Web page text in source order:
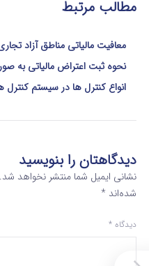
مطالب مرتبط
معافیت مالیاتی مناطق آزاد
نحوه ثبت اعتراض مالیاتی به
انواع کنترل ها در سیستم
دیدگاهتان را بنویسید
نشانی ایمیل شما منتشر نخواهد شد.
شده‌اند *
دیدگاه *